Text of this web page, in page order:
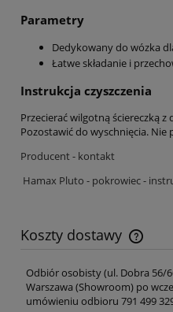
Parametry
Dedykowany do wózka
Łatwe składanie i
Instrukcja czyszczenia
Przecierać wilgotną ściereczką
Pozostawić do wyschnięcia. Nie
Producent - kontakt
Hamax Pluto - pokrowiec -
Koszty dostawy
Cena nie zawiera
Odbiór osobisty(ul. Dobra 56/
Warszawa (Showroom) po
umówieniu odbioru 791 499